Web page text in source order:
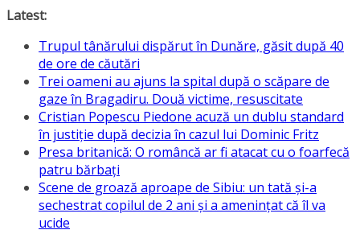
Skip
content
Latest:
Trupul tânărului dispărut în Dunăre, găsit după 40
de ore de căutări
Trei oameni au ajuns la spital după o scăpare de
gaze în Bragadiru. Două victime, resuscitate
Cristian Popescu Piedone acuză un dublu standard
în justiție după decizia în cazul lui Dominic Fritz
Presa britanică: O româncă ar fi atacat cu o foarfecă
patru bărbați
Scene de groază aproape de Sibiu: un tată și-a
sechestrat copilul de 2 ani și a amenințat că îl va
ucide